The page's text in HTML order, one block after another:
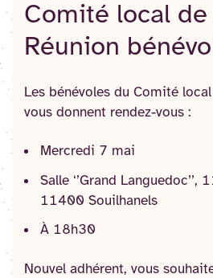
Comité local de
Réunion
Les bénévoles du Comité
vous donnent rendez-vous :
Mercredi 7 mai
Salle ‘’Grand
11400 Souilhanels
À 18h30
Nouvel adhérent, vous